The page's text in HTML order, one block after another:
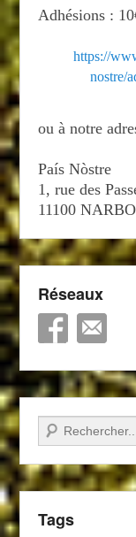
Adhésions :
https://
nostre/
ou à notre
País Nòstre
1, rue des
11100
Réseaux
Recherche
Tags